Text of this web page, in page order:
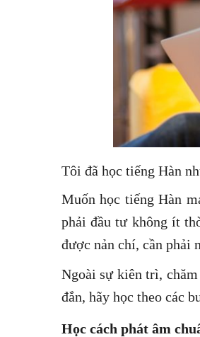
Tôi đã học tiếng Hàn
Muốn học tiếng Hàn
phải đầu tư không ít
được nản chí, cần phải
Ngoài sự kiên trì,
đắn, hãy học theo các
Học cách phát âm